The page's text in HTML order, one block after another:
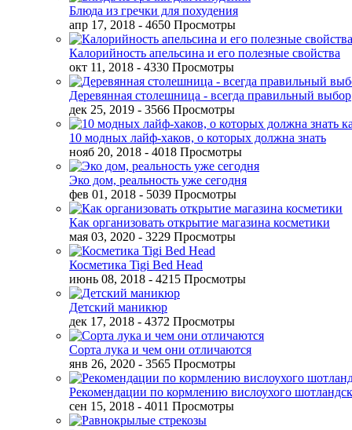
Блюда из гречки для похудения
апр 17, 2018 - 4650 Просмотры
Калорийность апельсина и его полезные свойства
окт 11, 2018 - 4330 Просмотры
Деревянная столешница - всегда правильный выбор
дек 25, 2019 - 3566 Просмотры
10 модных лайф-хаков, о которых должна знать
нояб 20, 2018 - 4018 Просмотры
Эко дом, реальность уже сегодня
фев 01, 2018 - 5039 Просмотры
Как организовать открытие магазина косметики
мая 03, 2020 - 3229 Просмотры
Косметика Tigi Bed Head
июнь 08, 2018 - 4215 Просмотры
Детский маникюр
дек 17, 2018 - 4372 Просмотры
Сорта лука и чем они отличаются
янв 26, 2020 - 3565 Просмотры
Рекомендации по кормлению вислоухого
сен 15, 2018 - 4011 Просмотры